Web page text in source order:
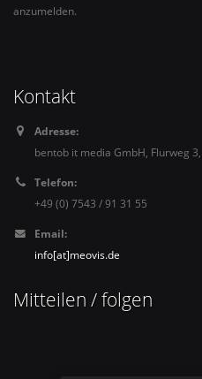
anzumelden.
Kontakt
Adresse:
bentob it media GmbH, Flurweg
Telefon:
+49 (0) 7543 / 91 31 55
Email:
info[at]meovis.de
Mitteilen / folgen